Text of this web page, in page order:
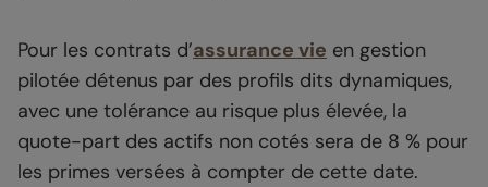
Pour les contrats d’assurance vie en gestion
pilotée détenus par des profils dits dynamiques,
avec une tolérance au risque plus élevée, la
quote-part des actifs non cotés sera de 8 % pour
les primes versées à compter de cette date.